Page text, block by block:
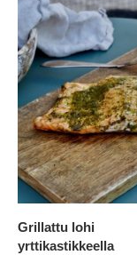
Grillattu lohi
yrttikastikkeella